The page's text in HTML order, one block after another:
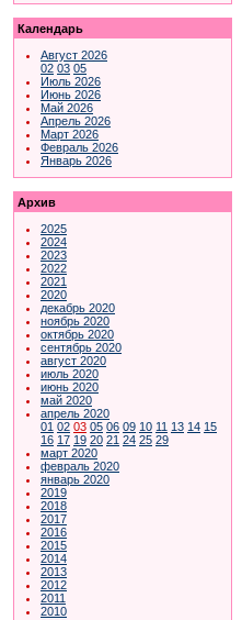
Календарь
Август 2026
02 03 05
Июль 2026
Июнь 2026
Май 2026
Апрель 2026
Март 2026
Февраль 2026
Январь 2026
Архив
2025
2024
2023
2022
2021
2020
декабрь 2020
ноябрь 2020
октябрь 2020
сентябрь 2020
август 2020
июль 2020
июнь 2020
май 2020
апрель 2020
01 02 03 05 06 09 10 11 13 14 15
16 17 19 20 21 24 25 29
март 2020
февраль 2020
январь 2020
2019
2018
2017
2016
2015
2014
2013
2012
2011
2010